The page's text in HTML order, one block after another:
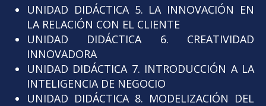
UNIDAD DIDÁCTICA 5. LA INNOVACIÓN EN
LA RELACIÓN CON EL CLIENTE
UNIDAD DIDÁCTICA 6. CREATIVIDAD
INNOVADORA
UNIDAD DIDÁCTICA 7. INTRODUCCIÓN A LA
INTELIGENCIA DE NEGOCIO
UNIDAD DIDÁCTICA 8. MODELIZACIÓN DEL